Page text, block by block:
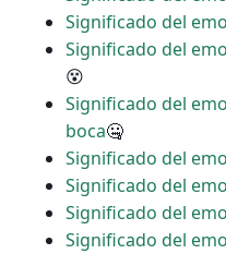
Significado del
Significado del
😵
Significado del
boca🤐
Significado del
Significado del
Significado del
Significado del